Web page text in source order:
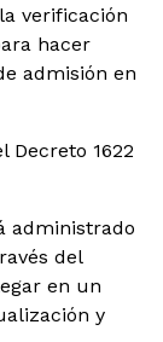
verificación
hacer
admisión en
Decreto 1622
administrado
del
en un
y